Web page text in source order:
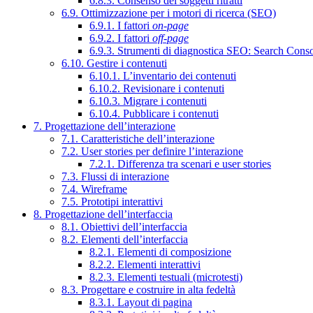
6.9. Ottimizzazione per i motori di ricerca (SEO)
6.9.1. I fattori on-page
6.9.2. I fattori off-page
6.9.3. Strumenti di diagnostica SEO: Search
6.10. Gestire i contenuti
6.10.1. L’inventario dei contenuti
6.10.2. Revisionare i contenuti
6.10.3. Migrare i contenuti
6.10.4. Pubblicare i contenuti
7. Progettazione dell’interazione
7.1. Caratteristiche dell’interazione
7.2. User stories per definire l’interazione
7.2.1. Differenza tra scenari e user stories
7.3. Flussi di interazione
7.4. Wireframe
7.5. Prototipi interattivi
8. Progettazione dell’interfaccia
8.1. Obiettivi dell’interfaccia
8.2. Elementi dell’interfaccia
8.2.1. Elementi di composizione
8.2.2. Elementi interattivi
8.2.3. Elementi testuali (microtesti)
8.3. Progettare e costruire in alta fedeltà
8.3.1. Layout di pagina